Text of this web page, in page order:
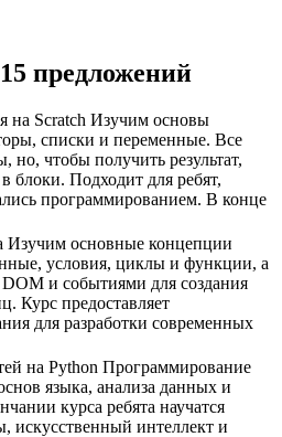
предложений
на Scratch Изучим основы
списки и переменные. Все
но, чтобы получить результат,
блоки. Подходит для ребят,
программированием. В конце
Изучим основные концепции
условия, циклы и функции, а
DOM и событиями для создания
Курс предоставляет
для разработки современных
на Python Программирование
языка, анализа данных и
курса ребята научатся
искусственный интеллект и